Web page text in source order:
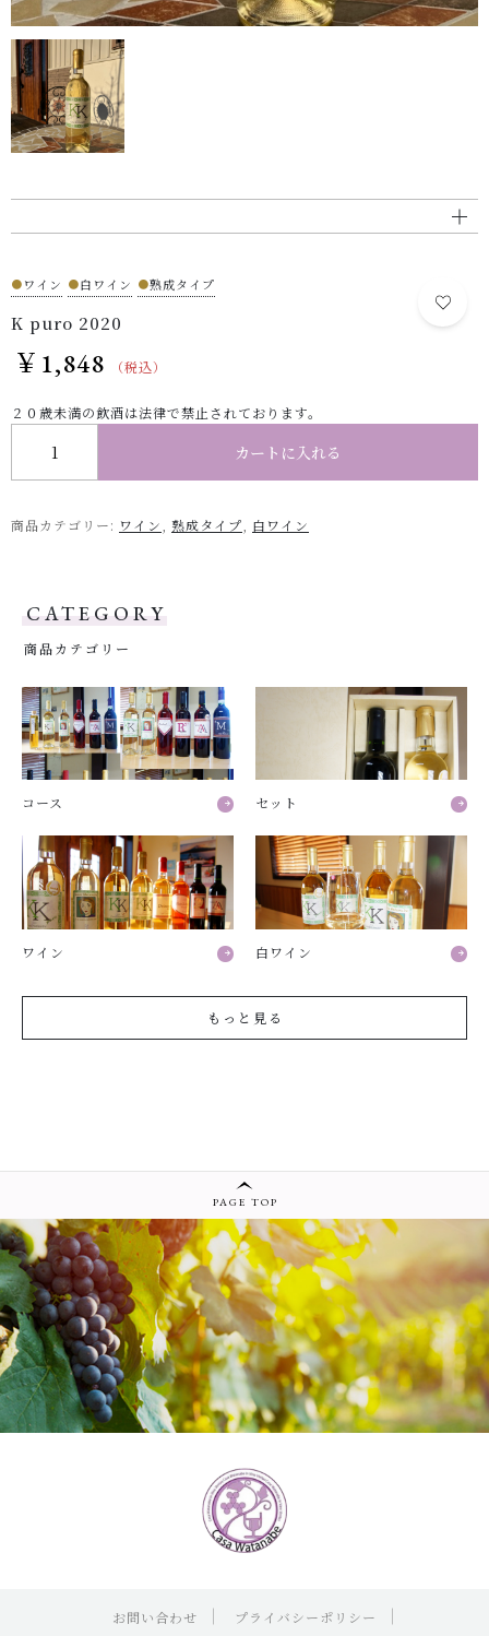
● ワイン ●白ワイン ●熟成タイプ
K puro 2020
￥ 1,848 （税込）
２０歳未満の飲酒は法律で禁止されております。
カートに入れる
商品カテゴリー: ワイン 熟成タイプ 白ワイン
CATEGORY
商品カテゴリー
コース セット
ワイン 白ワイン
もっと見る
PAGE TOP
お問い合わせ プライバシーポリシー